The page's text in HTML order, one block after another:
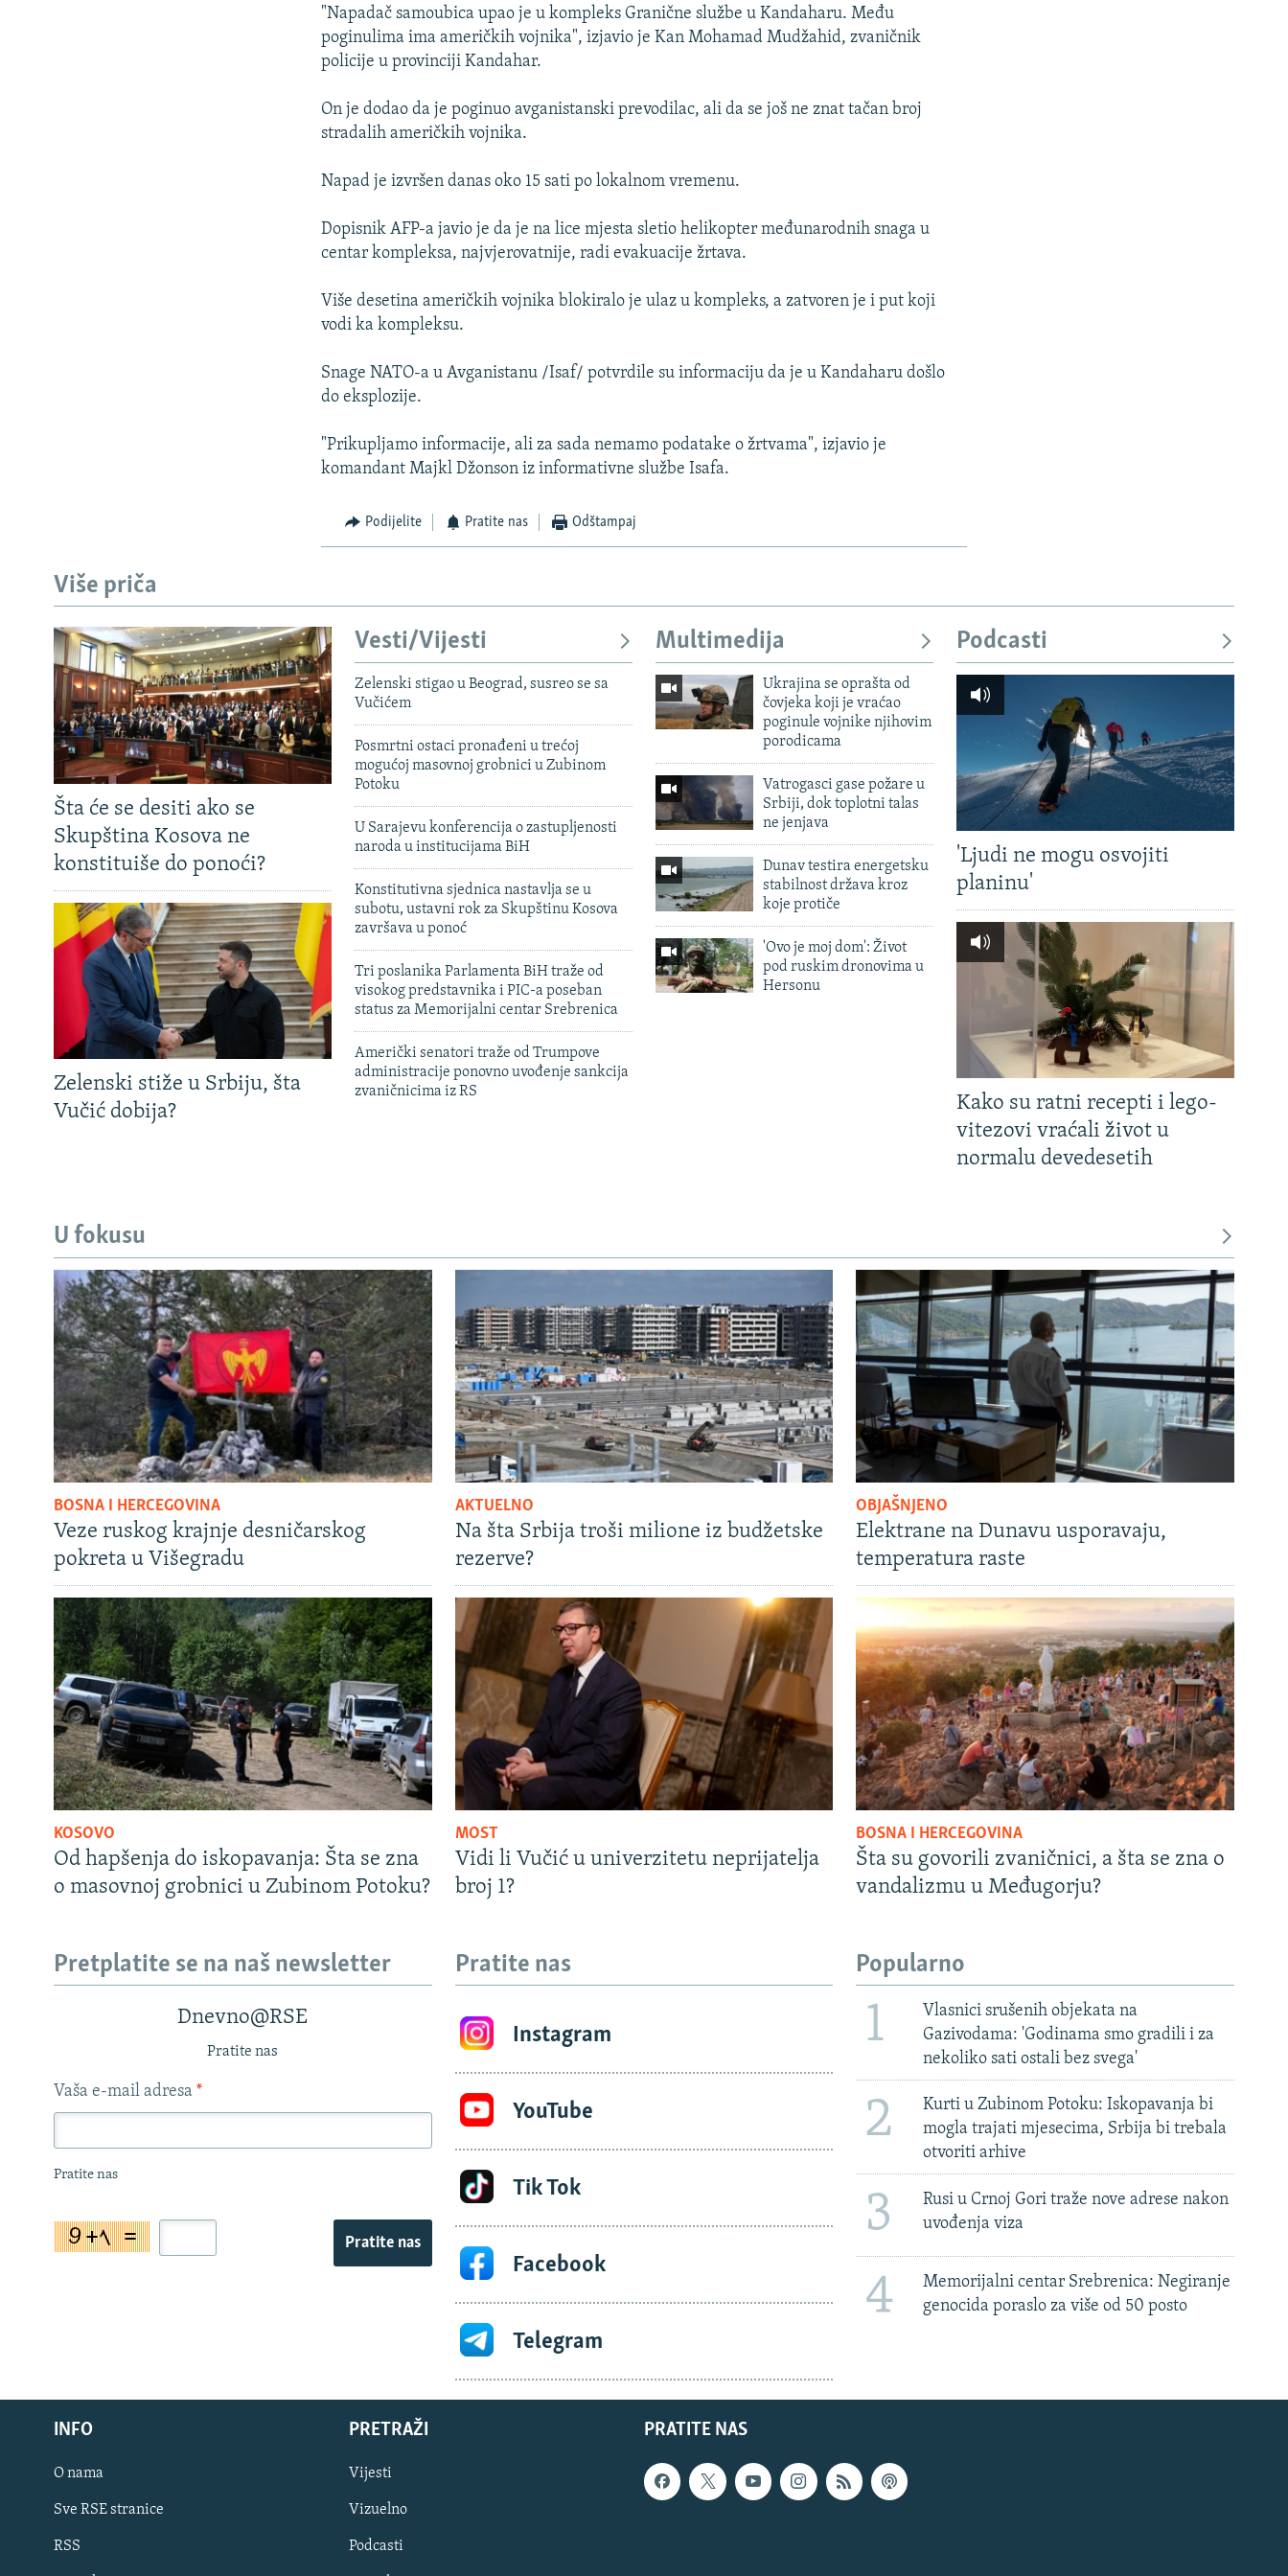
"Napadač samoubica upao je u kompleks Granične službe u Kandaharu. Među
poginulima ima američkih vojnika", izjavio je Kan Mohamad Mudžahid, zvaničnik
policije u provinciji Kandahar.
On je dodao da je poginuo avganistanski prevodilac, ali da se još ne znat tačan broj
stradalih američkih vojnika.
Napad je izvršen danas oko 15 sati po lokalnom vremenu.
Dopisnik AFP-a javio je da je na lice mjesta sletio helikopter međunarodnih snaga u
centar kompleksa, najvjerovatnije, radi evakuacije žrtava.
Više desetina američkih vojnika blokiralo je ulaz u kompleks, a zatvoren je i put koji
vodi ka kompleksu.
Snage NATO-a u Avganistanu /Isaf/ potvrdile su informaciju da je u Kandaharu došlo
do eksplozije.
"Prikupljamo informacije, ali za sada nemamo podatake o žrtvama", izjavio je
komandant Majkl Džonson iz informativne službe Isafa.
Podijelite Pratite nas Odštampaj
Više priča
Šta će se desiti ako se
Skupština Kosova ne
konstituiše do ponoći?
Zelenski stiže u Srbiju, šta
Vučić dobija?
Vesti/Vijesti
Zelenski stigao u Beograd, susreo se sa
Vučićem
Posmrtni ostaci pronađeni u trećoj
mogućoj masovnoj grobnici u Zubinom
Potoku
U Sarajevu konferencija o zastupljenosti
naroda u institucijama BiH
Konstitutivna sjednica nastavlja se u
subotu, ustavni rok za Skupštinu Kosova
završava u ponoć
Tri poslanika Parlamenta BiH traže od
visokog predstavnika i PIC-a poseban
status za Memorijalni centar Srebrenica
Američki senatori traže od Trumpove
administracije ponovno uvođenje sankcija
zvaničnicima iz RS
Multimedija
Ukrajina se oprašta od
čovjeka koji je vraćao
poginule vojnike njihovim
porodicama
Vatrogasci gase požare u
Srbiji, dok toplotni talas
ne jenjava
Dunav testira energetsku
stabilnost država kroz
koje protiče
'Ovo je moj dom': Život
pod ruskim dronovima u
Hersonu
Podcasti
'Ljudi ne mogu osvojiti
planinu'
Kako su ratni recepti i lego-
vitezovi vraćali život u
normalu devedesetih
U fokusu
BOSNA I HERCEGOVINA
Veze ruskog krajnje desničarskog
pokreta u Višegradu
AKTUELNO
Na šta Srbija troši milione iz budžetske
rezerve?
OBJAŠNJENO
Elektrane na Dunavu usporavaju,
temperatura raste
KOSOVO
Od hapšenja do iskopavanja: Šta se zna
o masovnoj grobnici u Zubinom Potoku?
MOST
Vidi li Vučić u univerzitetu neprijatelja
broj 1?
BOSNA I HERCEGOVINA
Šta su govorili zvaničnici, a šta se zna o
vandalizmu u Međugorju?
Pretplatite se na naš newsletter
Dnevno@RSE
Pratite nas
Vaša e-mail adresa *
Pratite nas
Pratite nas
Pratite nas
Instagram
YouTube
Tik Tok
Facebook
Telegram
Popularno
1
Vlasnici srušenih objekata na
Gazivodama: 'Godinama smo gradili i za
nekoliko sati ostali bez svega'
2
Kurti u Zubinom Potoku: Iskopavanja bi
mogla trajati mjesecima, Srbija bi trebala
otvoriti arhive
3
Rusi u Crnoj Gori traže nove adrese nakon
uvođenja viza
4
Memorijalni centar Srebrenica: Negiranje
genocida poraslo za više od 50 posto
PRATITE NAS
INFO
O nama
Sve RSE stranice
RSS
PRETRAŽI
Vijesti
Vizuelno
Podcasti